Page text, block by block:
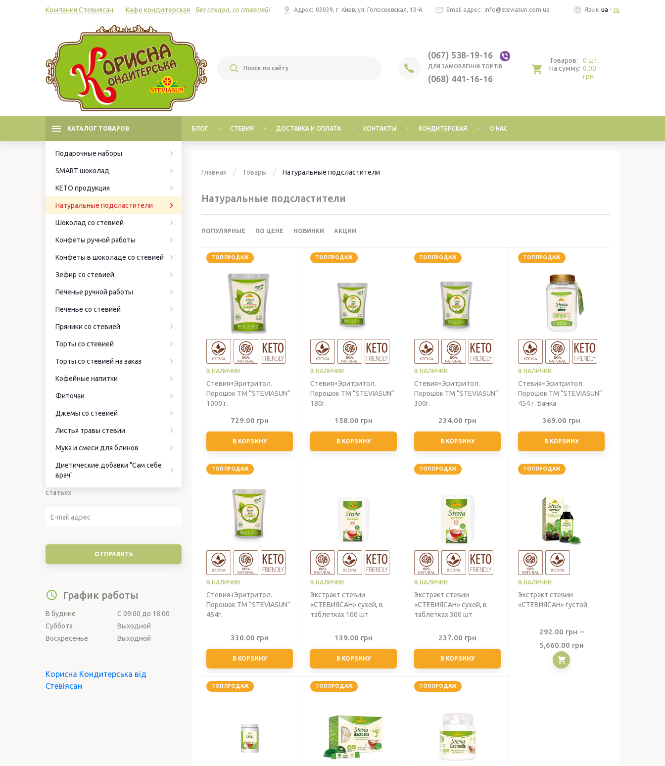
Компания Стевиясан Кафе кондитерская Без сахара, со стевией! Адрес: 03039, г. Киев, ул. Голосеевская, 13-А Email адрес: info@steviasun.com.ua Язык ua ru
(067) 538-19-16
ДЛЯ ЗАМОВЛЕННЯ ТОРТІВ
(068) 441-16-16
Товаров:
На сумму:
0 шт.
0.00
грн
КАТАЛОГ ТОВАРОВ
Подарочные наборы
SMART шоколад
КЕТО продукция
Натуральные подсластители
Шоколад со стевией
Конфеты ручной работы
Конфеты в шоколаде со стевией
Зефир со стевией
Печенье ручной работы
Печенье со стевией
Пряники со стевией
Торты со стевией
Торты со стевией на заказ
Кофейные напитки
Фиточаи
Джемы со стевией
Листья травы стевии
Мука и смеси для блинов
Диетические добавки "Сам себе
врач"
БЛОГ СТЕВИЯ ДОСТАВКА И ОПЛАТА КОНТАКТЫ КОНДИТЕРСКАЯ О НАС
Подпишитесь на наши новости, чтобы
статьях
График работы
В будние
С 09:00 до 18:00
Суббота
Выходной
Воскресенье
Выходной
Корисна Кондитерська від
Стевіясан
Главная Товары Натуральные подсластители
Натуральные подсластители
ПОПУЛЯРНЫЕ ПО ЦЕНЕ НОВИНКИ АКЦИИ
ТОП ПРОДАЖ
В НАЛИЧИИ
Стевия+Эритритол.
Порошок ТМ “STEVIASUN”
1000 г.
729.00 грн
В КОРЗИНУ
ТОП ПРОДАЖ
В НАЛИЧИИ
Стевия+Эритритол.
Порошок ТМ “STEVIASUN”
180г.
158.00 грн
В КОРЗИНУ
ТОП ПРОДАЖ
В НАЛИЧИИ
Стевия+Эритритол.
Порошок ТМ “STEVIASUN”
300г.
234.00 грн
В КОРЗИНУ
ТОП ПРОДАЖ
В НАЛИЧИИ
Стевия+Эритритол.
Порошок ТМ “STEVIASUN”
454 г. Банка
369.00 грн
В КОРЗИНУ
ТОП ПРОДАЖ
В НАЛИЧИИ
Стевия+Эритритол.
Порошок ТМ “STEVIASUN”
454г.
330.00 грн
В КОРЗИНУ
В НАЛИЧИИ
Экстракт стевии
«СТЕВИЯСАН» сухой, в
таблетках 100 шт
139.00 грн
В КОРЗИНУ
ТОП ПРОДАЖ
В НАЛИЧИИ
Экстракт стевии
«СТЕВИЯСАН» сухой, в
таблетках 300 шт
237.00 грн
В КОРЗИНУ
ТОП ПРОДАЖ
В НАЛИЧИИ
Экстракт стевии
«СТЕВИЯСАН» густой
292.00 грн –
5,660.00 грнДиапазон
ТОП ПРОДАЖ ТОП ПРОДАЖ ТОП ПРОДАЖ